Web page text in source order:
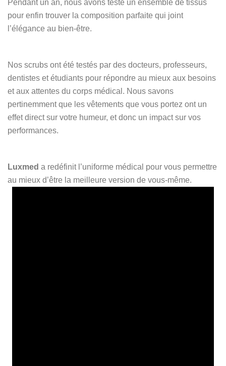
Pendant un an, nous avons testé un ensemble de tissus
pour enfin trouver la composition parfaite qui joint
l’élégance au bien-être.
Nos scrubs ont été testés par des docteurs, professeurs,
dentistes et étudiants pour répondre au mieux aux besoins
et aux attentes du corps médical. Nous savons
pertinemment que les vêtements que vous portez ont un
effet direct sur votre humeur, et donc un impact sur vos
performances.
Luxmed a redéfinit l’uniforme médical pour vous permettre
au mieux d’être la meilleure version de vous-même.